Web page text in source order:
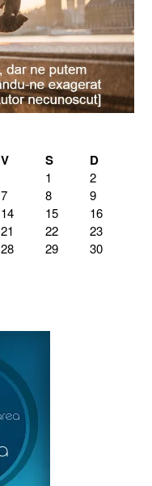
V S D
1
2
7 8
9
14 15
16
21 22
23
28 29
30